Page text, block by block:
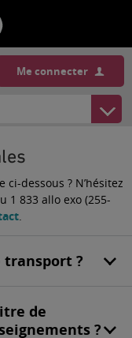
Me connecter
dessous ? N’hésitez
1 833 allo exo (255-
.
transport ?
de
?